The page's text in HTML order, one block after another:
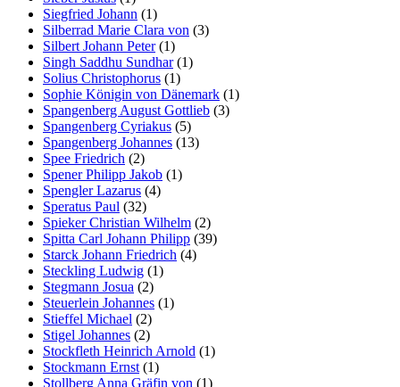
Siegfried Johann (1)
Silberrad Marie Clara von (3)
Silbert Johann Peter(1)
Singh Saddhu Sundhar(1)
Solius Christophorus (1)
Sophie Königin von Dänemark (1)
Spangenberg August Gottlieb (3)
Spangenberg Cyriakus (5)
Spangenberg Johannes (13)
Spee Friedrich (2)
Spener Philipp Jakob (1)
Spengler Lazarus (4)
Speratus Paul (32)
Spieker Christian Wilhelm (2)
Spitta Carl Johann Philipp (39)
Starck Johann Friedrich (4)
Steckling Ludwig (1)
Stegmann Josua (2)
Steuerlein Johannes (1)
Stieffel Michael (2)
Stigel Johannes (2)
Stockfleth Heinrich Arnold (1)
Stockmann Ernst (1)
Stollberg Anna Gräfin von (1)